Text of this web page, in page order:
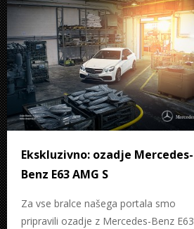
Ekskluzivno: ozadje Mercedes-
Benz E63 AMG S
Za vse bralce našega portala smo
pripravili ozadje z Mercedes-Benz E63